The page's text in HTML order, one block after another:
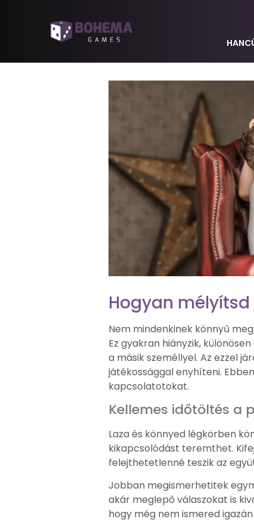
Hogyan
Nem mindenkinek könnyű
Ez gyakran hiányzik,
a másik személlyel. Az ezzel
játékossággal enyhíteni.
kapcsolatotokat.
Kellemes időtöltés a
Laza és könnyed légkörben
kikapcsolódást teremthet.
felejthetetlenné teszik az
Jobban megismerhetitek
akár meglepő válaszokat is
hogy még nem ismered